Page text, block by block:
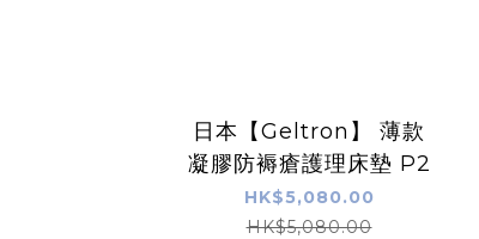
日本【Geltron】 薄款
凝膠防褥瘡護理床墊 P2
HK$5,080.00
HK$5,080.00